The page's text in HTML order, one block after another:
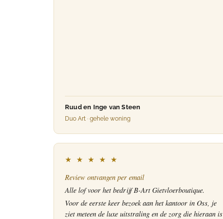
Ruud en Inge van Steen
Duo Art · gehele woning
★ ★ ★ ★ ★
Review ontvangen per email
Alle lof voor het bedrijf B-Art Gietvloerboutique.
Voor de eerste keer bezoek aan het kantoor in Oss, je
ziet meteen de luxe uitstraling en de zorg die hieraan is